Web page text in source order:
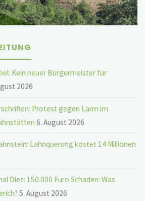
Kein neuer Bürgermeister für
2026
Protest gegen Lärm im
6. August 2026
Lahnquerung kostet 14 Millionen
Diez: 150.000 Euro Schaden: Was
5. August 2026